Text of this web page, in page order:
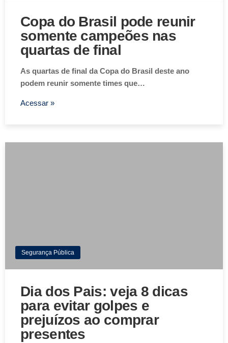
Copa do Brasil pode reunir
somente campeões nas
quartas de final
As quartas de final da Copa do Brasil deste ano
podem reunir somente times que…
Acessar »
Segurança Pública
Dia dos Pais: veja 8 dicas
para evitar golpes e
prejuízos ao comprar
presentes